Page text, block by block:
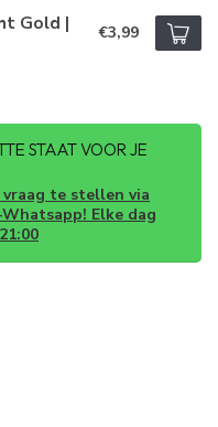
Gold | €3,99
STAAT VOOR JE
te stellen via
Elke dag